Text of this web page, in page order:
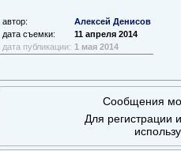
автор:
Алексей Денисов
дата съемки:
11 апреля 2014
дата публикации: 1 мая 2014
Сообщения
Для регистрации